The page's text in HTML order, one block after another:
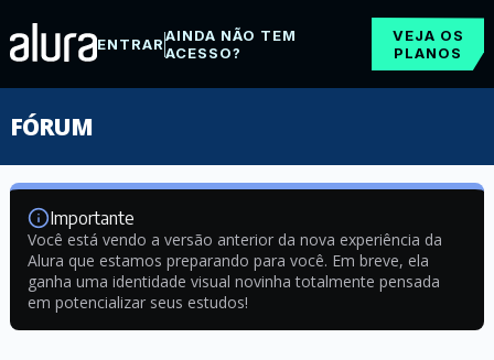
ENTRARAINDA NÃO TEM
ACESSO?
VEJA OS
PLANOS
FÓRUM
Importante
Você está vendo a versão anterior da nova experiência da
Alura que estamos preparando para você. Em breve, ela
ganha uma identidade visual novinha totalmente pensada
em potencializar seus estudos!